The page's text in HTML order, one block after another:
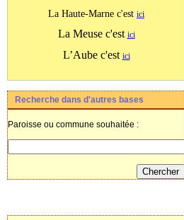
La Haute-Marne c'est ici
La Meuse c'est ici
L’Aube c'est ici
Recherche dans d'autres bases
Paroisse ou commune souhaitée :